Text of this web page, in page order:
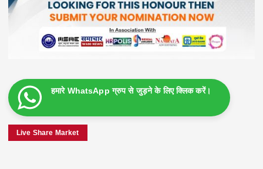
हमारे WhatsApp ग्रुप से जुड़ने के लिए क्लिक करें।
Live Share Market